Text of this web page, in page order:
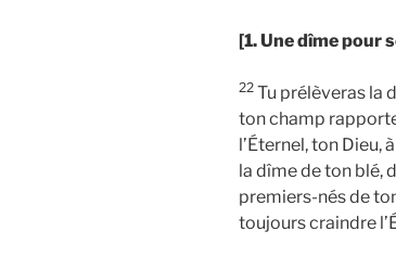
[1. Une dîme pour
22 Tu prélèveras la
ton champ
l’Éternel, ton Dieu,
la dîme de ton blé,
premiers-nés de
toujours craindre